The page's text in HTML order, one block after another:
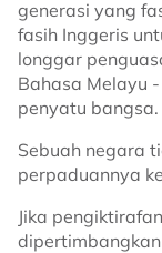
generasi yang
fasih Inggeris
longgar
Bahasa Melayu
penyatu bangsa.
Sebuah negara
perpaduannya
Jika